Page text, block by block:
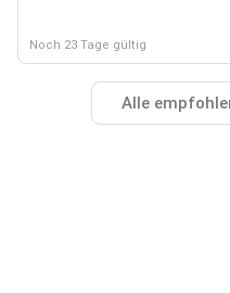
Noch 23 Tage gültig
Alle